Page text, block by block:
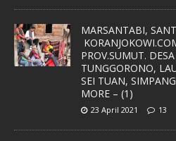
MARSANTABI,
PROV.SUMUT.
TUNGGORONO,
SEI TUAN,
MORE – (1)
23 April 2021 13